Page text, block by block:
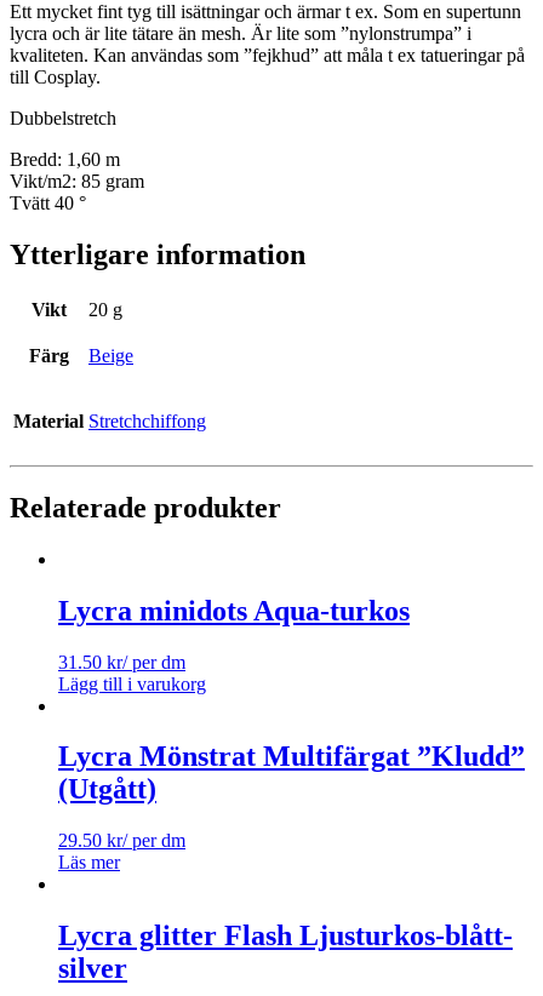
Ett mycket fint tyg till isättningar och ärmar t ex. Som en supertunn
lycra och är lite tätare än mesh. Är lite som ”nylonstrumpa” i
kvaliteten. Kan användas som ”fejkhud” att måla t ex tatueringar på
till Cosplay.
Dubbelstretch
Bredd: 1,60 m
Vikt/m2: 85 gram
Tvätt 40 °
Ytterligare information
Vikt 20 g
Färg Beige
Material Stretchchiffong
Relaterade produkter
Lycra minidots Aqua-turkos
31.50 kr/ per dm
Lägg till i varukorg
Lycra Mönstrat Multifärgat ”Kludd”
(Utgått)
29.50 kr/ per dm
Läs mer
Lycra glitter Flash Ljusturkos-blått-
silver